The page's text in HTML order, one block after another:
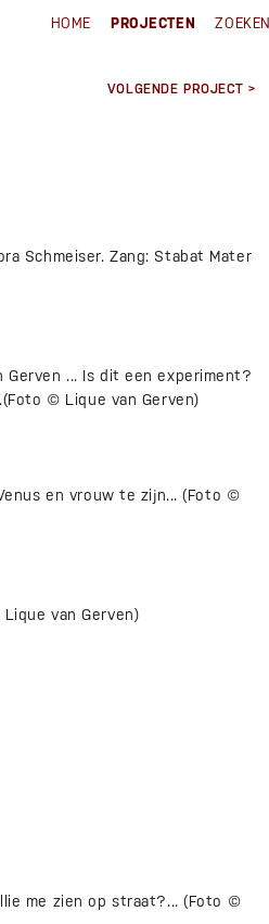
HOME PROJECTEN ZOEKEN
VOLGENDE PROJECT >
Schmeiser. Zang: Stabat Mater
Gerven ... Is dit een experiment?
© Lique van Gerven)
Venus en vrouw te zijn... (Foto ©
Lique van Gerven)
me zien op straat?... (Foto ©